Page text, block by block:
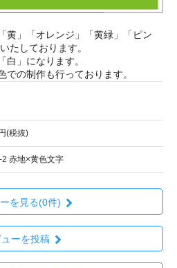
黄」「オレンジ」「黄緑」「ピン
たしております。
白」になります。
での制作も行っております。
(税抜)
2 赤地×黄色文字
を見る(0件)
ューを投稿